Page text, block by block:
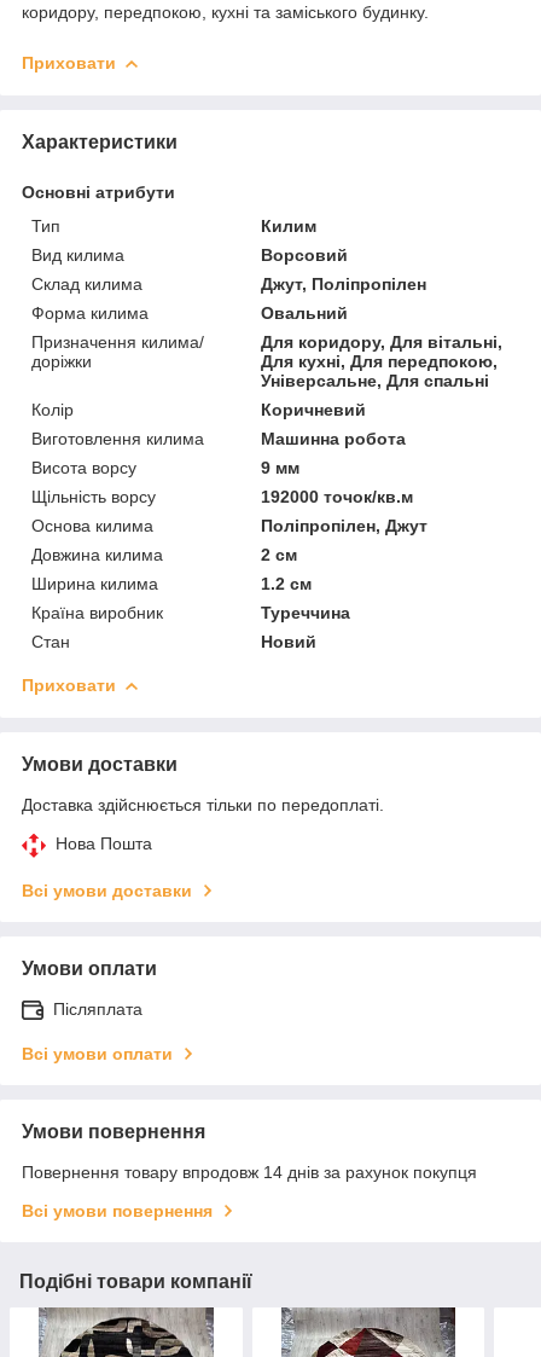
коридору, передпокою, кухні та заміського будинку.
Приховати
Характеристики
Основні атрибути
Тип
Килим
Вид килима
Ворсовий
Склад килима
Джут, Поліпропілен
Форма килима
Овальний
Призначення килима/
доріжки
Для коридору, Для вітальні,
Для кухні, Для передпокою,
Універсальне, Для спальні
Колір
Коричневий
Виготовлення килима
Машинна робота
Висота ворсу
9 мм
Щільність ворсу
192000 точок/кв.м
Основа килима
Поліпропілен, Джут
Довжина килима
2 см
Ширина килима
1.2 см
Країна виробник
Туреччина
Стан
Новий
Приховати
Умови доставки
Доставка здійснюється тільки по передоплаті.
Нова Пошта
Всі умови доставки
Умови оплати
Післяплата
Всі умови оплати
Умови повернення
Повернення товару впродовж 14 днів за рахунок покупця
Всі умови повернення
Подібні товари компанії